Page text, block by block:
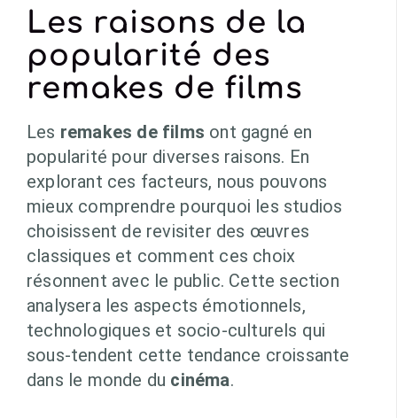
Les raisons de la
popularité des
remakes de films
Les remakes de films ont gagné en
popularité pour diverses raisons. En
explorant ces facteurs, nous pouvons
mieux comprendre pourquoi les studios
choisissent de revisiter des œuvres
classiques et comment ces choix
résonnent avec le public. Cette section
analysera les aspects émotionnels,
technologiques et socio-culturels qui
sous-tendent cette tendance croissante
dans le monde du cinéma.